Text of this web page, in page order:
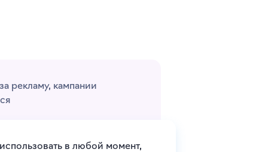
рекламу, кампании
в любой момент,